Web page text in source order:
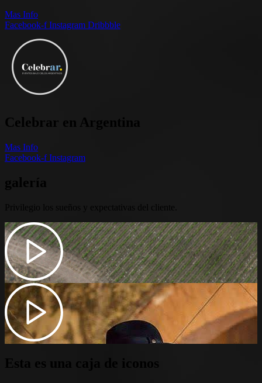
Mas Info
Facebook-f Instagram Dribbble
Celebrar en Argentina
Mas Info
Facebook-f Instagram
Privilegio los sueños y expectativas del cliente.